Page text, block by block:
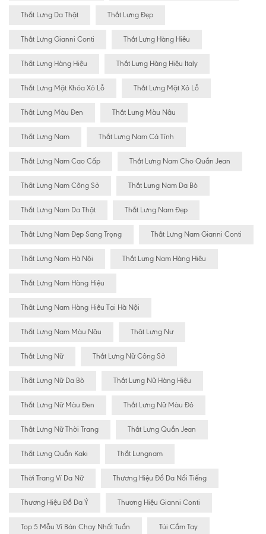
Thắt Lưng Da Thật Thắt Lưng Đẹp
Thắt Lưng Gianni Conti Thắt Lưng Hàng Hiêu
Thắt Lưng Hàng Hiệu Thắt Lưng Hàng Hiệu Italy
Thắt Lưng Mặt Khóa Xỏ Lỗ Thắt Lưng Mặt Xỏ Lỗ
Thắt Lưng Màu Đen Thắt Lưng Màu Nâu
Thắt Lưng Nam Thắt Lưng Nam Cá Tính
Thắt Lưng Nam Cao Cấp Thắt Lưng Nam Cho Quần Jean
Thắt Lưng Nam Công Sở Thắt Lưng Nam Da Bò
Thắt Lưng Nam Da Thật Thắt Lưng Nam Đẹp
Thắt Lưng Nam Đẹp Sang Trọng Thắt Lưng Nam Gianni Conti
Thắt Lưng Nam Hà Nội Thắt Lưng Nam Hàng Hiêu
Thắt Lưng Nam Hàng Hiệu
Thắt Lưng Nam Hàng Hiệu Tại Hà Nội
Thắt Lưng Nam Màu Nâu Thăt Lưng Nư
Thắt Lưng Nữ Thắt Lưng Nữ Công Sở
Thắt Lưng Nữ Da Bò Thắt Lưng Nữ Hàng Hiệu
Thắt Lưng Nữ Màu Đen Thắt Lưng Nữ Màu Đỏ
Thắt Lưng Nữ Thời Trang Thắt Lưng Quần Jean
Thắt Lưng Quần Kaki Thắt Lưngnam
Thời Trang Ví Da Nữ Thương Hiệu Đồ Da Nổi Tiếng
Thương Hiệu Đồ Da Ý Thương Hiệu Gianni Conti
Top 5 Mẫu Ví Bán Chạy Nhất Tuần Túi Cầm Tay